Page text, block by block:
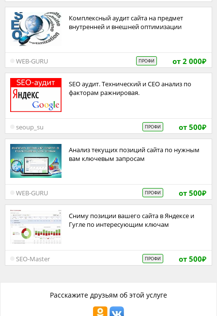
Расскажите друзьям об этой услуге
Комплексный аудит сайта на предмет
внутренней и внешней оптимизации
от 2 000₽
ПРОФИ
WEB-GURU
SEO аудит. Технический и СЕО анализ по
факторам ражнировая.
от 500₽
ПРОФИ
seoup_su
Анализ текущих позиций сайта по нужным
вам ключевым запросам
от 500₽
ПРОФИ
WEB-GURU
Сниму позиции вашего сайта в Яндексе и
Гугле по интересующим ключам
от 500₽
ПРОФИ
SEO-Master